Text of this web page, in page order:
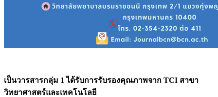
เป็นวารสารกลุ่ม 1 ได้รับการรับรองคุณภาพจาก TCI สาขา
วิทยาศาสตร์และเทคโนโลยี